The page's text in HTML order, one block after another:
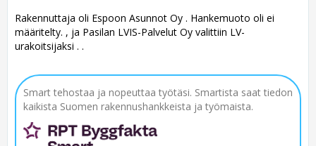
Rakennuttaja oli Espoon Asunnot Oy . Hankemuoto oli ei
määritelty. , ja Pasilan LVIS-Palvelut Oy valittiin LV-
urakoitsijaksi . .
Smart tehostaa ja nopeuttaa työtäsi. Smartista saat tiedon
kaikista Suomen rakennushankkeista ja työmaista.